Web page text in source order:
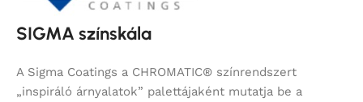
SIGMA színskála
A Sigma Coatings a CHROMATIC® színrendszert
„inspiráló árnyalatok” palettájaként mutatja be a